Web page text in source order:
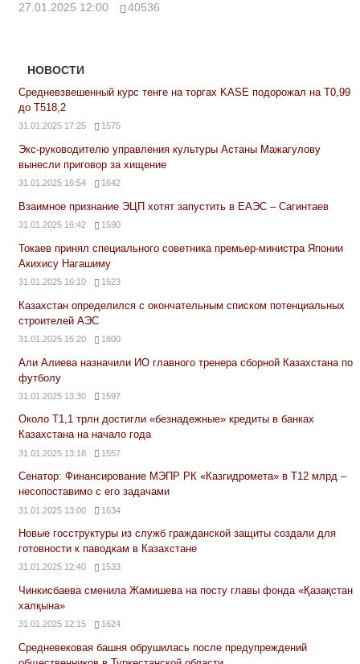
27.01.2025 12:00 40536
НОВОСТИ
Средневзвешенный курс тенге на торгах KASE подорожал на Т0,99
до Т518,2
31.01.2025 17:25 1575
Экс-руководителю управления культуры Астаны Мажагулову
вынесли приговор за хищение
31.01.2025 16:54 1642
Взаимное признание ЭЦП хотят запустить в ЕАЭС – Сагинтаев
31.01.2025 16:42 1590
Токаев принял специального советника премьер-министра Японии
Акихису Нагашиму
31.01.2025 16:10 1523
Казахстан определился с окончательным списком потенциальных
строителей АЭС
31.01.2025 15:20 1800
Али Алиева назначили ИО главного тренера сборной Казахстана по
футболу
31.01.2025 13:30 1597
Около Т1,1 трлн достигли «безнадежные» кредиты в банках
Казахстана на начало года
31.01.2025 13:18 1557
Сенатор: Финансирование МЭПР РК «Казгидромета» в Т12 млрд –
несопоставимо с его задачами
31.01.2025 13:00 1634
Новые госструктуры из служб гражданской защиты создали для
готовности к паводкам в Казахстане
31.01.2025 12:40 1533
Чинкисбаева сменила Жамишева на посту главы фонда «Қазақстан
халқына»
31.01.2025 12:15 1624
Средневековая башня обрушилась после предупреждений